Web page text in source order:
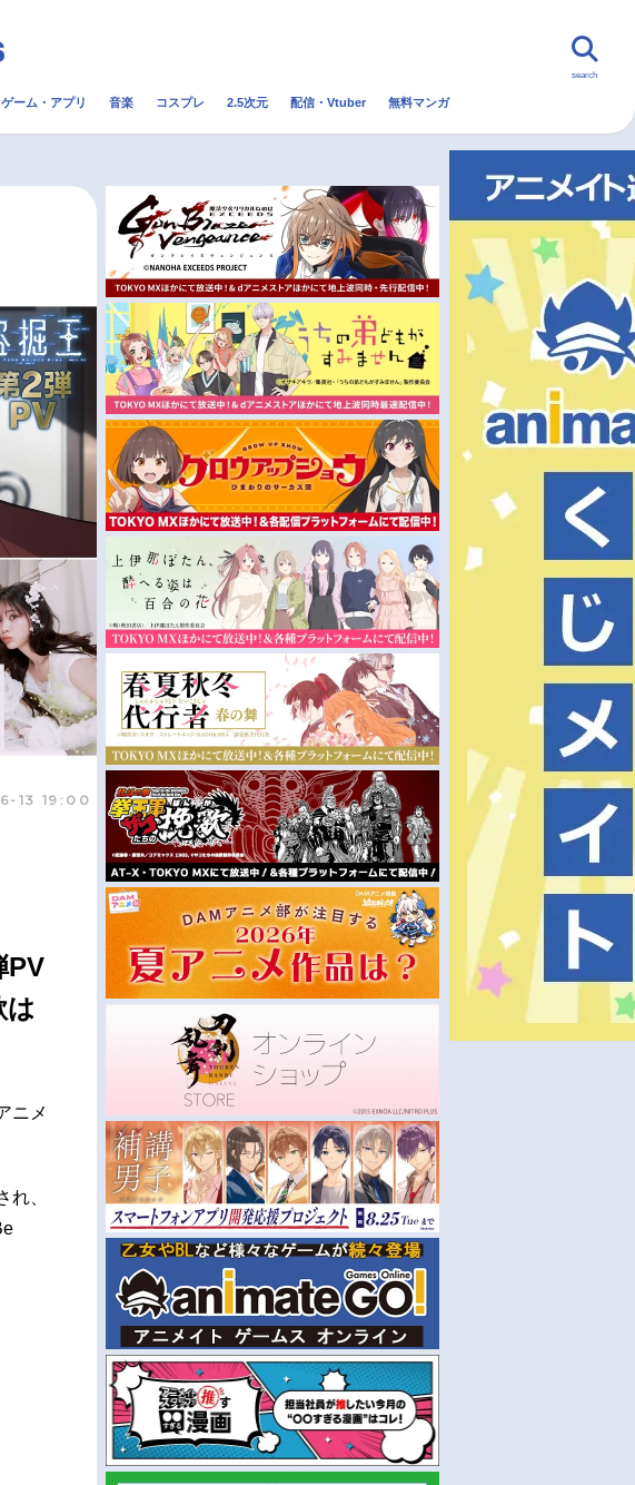
配信・Vtuber トレンド 無料マンガ
今期アニメ曜日別一覧
春アニメ
夏アニメ
秋アニメ
冬アニメ
search
ゲーム・アプリ 音楽 コスプレ 2.5次元 配信・Vtuber 無料マンガ
13 19:00
PV
は
ニメ
、